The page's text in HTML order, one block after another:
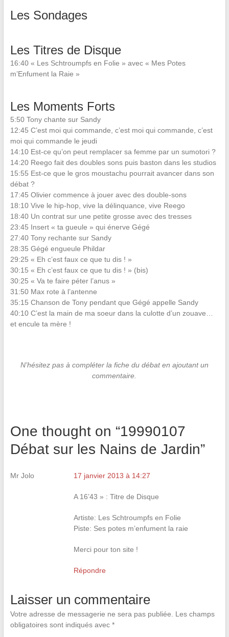
Les Sondages
Les Titres de Disque
16:40 « Les Schtroumpfs en Folie » avec « Mes Potes
m’Enfument la Raie »
Les Moments Forts
5:50 Tony chante sur Sandy
12:45 C’est moi qui commande, c’est moi qui commande, c’est
moi qui commande le jeudi
14:10 Est-ce qu’on peut remplacer sa femme par un sumotori ?
14:20 Reego fait des doubles sons puis baston dans les studios
15:55 Est-ce que le gros moustachu pourrait avancer dans son
débat ?
17:45 Olivier commence à jouer avec des double-sons
18:10 Vive le hip-hop, vive la délinquance, vive Reego
18:40 Un contrat sur une petite grosse avec des tresses
23:45 Insert « ta gueule » qui énerve Gégé
27:40 Tony rechante sur Sandy
28:35 Gégé engueule Phildar
29:25 « Eh c’est faux ce que tu dis ! »
30:15 « Eh c’est faux ce que tu dis ! » (bis)
30:25 « Va te faire péter l’anus »
31:50 Max rote à l’antenne
35:15 Chanson de Tony pendant que Gégé appelle Sandy
40:10 C’est la main de ma soeur dans la culotte d’un zouave…
et encule ta mère !
N’hésitez pas à compléter la fiche du débat en ajoutant un
commentaire.
One thought on “19990107
Débat sur les Nains de Jardin”
Mr Jolo 17 janvier 2013 à 14:27
A 16’43 » : Titre de Disque
Artiste: Les Schtroumpfs en Folie
Piste: Ses potes m’enfument la raie
Merci pour ton site !
Répondre
Laisser un commentaire
Votre adresse de messagerie ne sera pas publiée.
Les champs
obligatoires sont indiqués avec *